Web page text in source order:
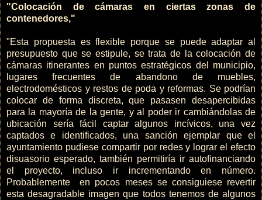
"Colocación de cámaras en ciertas zonas de
contenedores,"
"Esta propuesta es flexible porque se puede adaptar al
presupuesto que se estipule, se trata de la colocación de
cámaras itinerantes en puntos estratégicos del municipio,
lugares frecuentes de abandono de muebles,
electrodomésticos y restos de poda y reformas. Se podrían
colocar de forma discreta, que pasasen desapercibidas
para la mayoría de la gente, y al poder ir cambiándolas de
ubicación sería fácil captar algunos incívicos, una vez
captados e identificados, una sanción ejemplar que el
ayuntamiento pudiese compartir por redes y lograr el efecto
disuasorio esperado, también permitiría ir autofinanciando
el proyecto, incluso ir incrementando en número.
Probablemente en pocos meses se consiguiese revertir
esta desagradable imagen que todos tenemos de algunos